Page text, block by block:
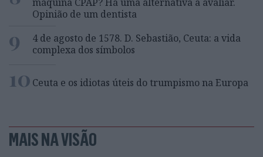
Opinião de um dentista
9
4 de agosto de 1578. D. Sebastião, Ceuta: a vida
complexa dos símbolos
10 Ceuta e os idiotas úteis do trumpismo na Europa
MAIS NA VISÃO